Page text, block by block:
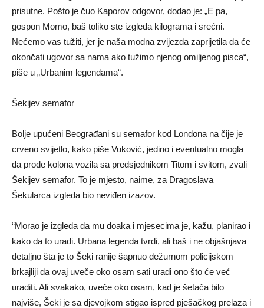
prisutne. Pošto je čuo Kaporov odgovor, dodao je: „E pa,
gospon Momo, baš toliko ste izgleda kilograma i srećni.
Nećemo vas tužiti, jer je naša modna zvijezda zaprijetila da će
okončati ugovor sa nama ako tužimo njenog omiljenog pisca“,
piše u „Urbanim legendama“.
Šekijev semafor
Bolje upućeni Beograđani su semafor kod Londona na čije je
crveno svijetlo, kako piše Vuković, jedino i eventualno mogla
da prođe kolona vozila sa predsjednikom Titom i svitom, zvali
Šekijev semafor. To je mjesto, naime, za Dragoslava
Šekularca izgleda bio neviđen izazov.
“Morao je izgleda da mu doaka i mjesecima je, kažu, planirao i
kako da to uradi. Urbana legenda tvrdi, ali baš i ne objašnjava
detaljno šta je to Šeki ranije šapnuo dežurnom policijskom
brkajliji da ovaj uveče oko osam sati uradi ono što će već
uraditi. Ali svakako, uveče oko osam, kad je šetača bilo
najviše, Šeki je sa djevojkom stigao ispred pješačkog prelaza i